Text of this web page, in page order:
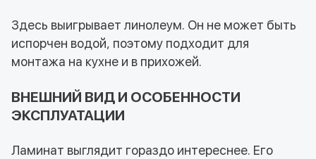
Здесь выигрывает линолеум. Он не может быть
испорчен водой, поэтому подходит для
монтажа на кухне и в прихожей.
ВНЕШНИЙ ВИД И ОСОБЕННОСТИ
ЭКСПЛУАТАЦИИ
Ламинат выглядит гораздо интереснее. Его